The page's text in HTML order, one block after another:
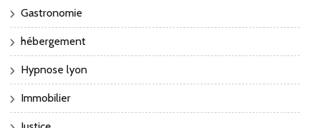
Gastronomie
hébergement
Hypnose lyon
Immobilier